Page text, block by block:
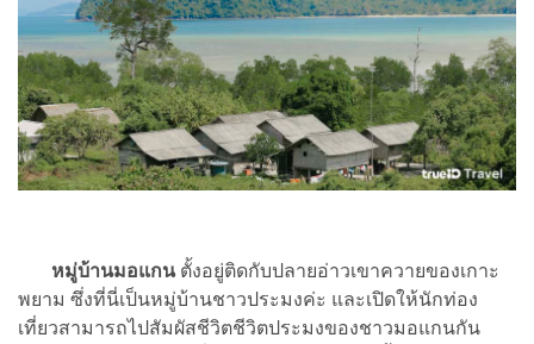
หมู่บ้านมอแกนตั้งอยู่ติดกับปลายอ่าวเขาควายของเกาะ
พยาม ซึ่งที่นี่เป็นหมู่บ้านชาวประมงค่ะ และเปิดให้นักท่อง
เที่ยวสามารถไปสัมผัสชีวิตชีวิตประมงของชาวมอแกนกัน